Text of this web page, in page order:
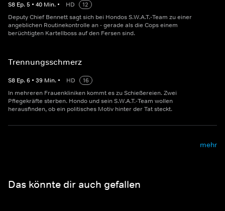
S8 Ep.5 • 40 Min. • HD
12
Deputy Chief Bennett sagt sich bei Hondos S.W.A.T.-Team zu einer
angeblichen Routinekontrolle an - gerade als die Cops einem
berüchtigten Kartellboss auf den Fersen sind.
Trennungsschmerz
S8 Ep.6 • 39 Min. • HD
16
In mehreren Frauenkliniken kommt es zu Schießereien. Zwei
Pflegekräfte sterben. Hondo und sein S.W.A.T.-Team wollen
herausfinden, ob ein politisches Motiv hinter der Tat steckt.
mehr
Das könnte dir auch gefallen